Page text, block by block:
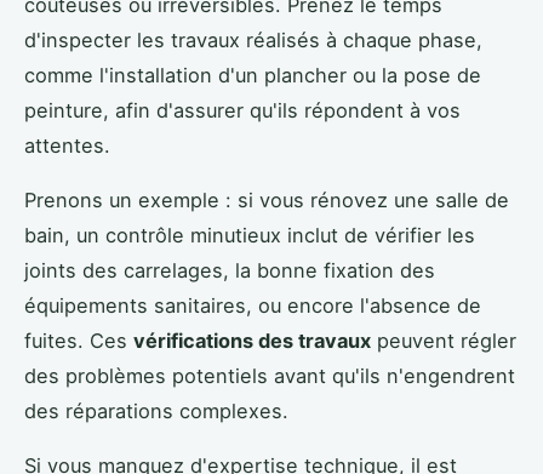
coûteuses ou irréversibles. Prenez le temps
d'inspecter les travaux réalisés à chaque phase,
comme l'installation d'un plancher ou la pose de
peinture, afin d'assurer qu'ils répondent à vos
attentes.
Prenons un exemple : si vous rénovez une salle de
bain, un contrôle minutieux inclut de vérifier les
joints des carrelages, la bonne fixation des
équipements sanitaires, ou encore l'absence de
fuites. Ces vérifications des travaux peuvent régler
des problèmes potentiels avant qu'ils n'engendrent
des réparations complexes.
Si vous manquez d'expertise technique, il est